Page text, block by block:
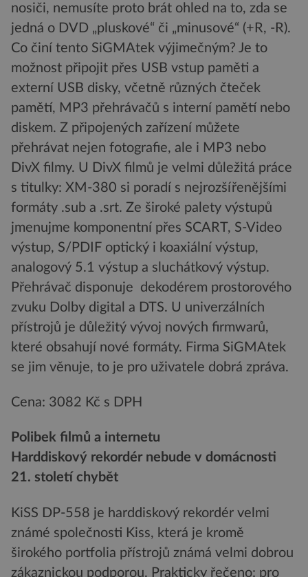
nosiči, nemusíte proto brát ohled na to, zda se
jedná o DVD „pluskové“ či „minusové“ (+R, -R).
Co činí tento SiGMAtek výjimečným? Je to
možnost připojit přes USB vstup paměti a
externí USB disky, včetně různých čteček
pamětí, MP3 přehrávačů s interní pamětí nebo
diskem. Z připojených zařízení můžete
přehrávat nejen fotografie, ale i MP3 nebo
DivX filmy. U DivX filmů je velmi důležitá práce
s titulky: XM-380 si poradí s nejrozšířenějšími
formáty .sub a .srt. Ze široké palety výstupů
jmenujme komponentní přes SCART, S-Video
výstup, S/PDIF optický i koaxiální výstup,
analogový 5.1 výstup a sluchátkový výstup.
Přehrávač disponuje dekodérem prostorového
zvuku Dolby digital a DTS. U univerzálních
přístrojů je důležitý vývoj nových firmwarů,
které obsahují nové formáty. Firma SiGMAtek
se jim věnuje, to je pro uživatele dobrá zpráva.
Cena: 3082 Kč s DPH
Polibek filmů a internetu
Harddiskový rekordér nebude v domácnosti
21. století chybět
KiSS DP-558 je harddiskový rekordér velmi
známé společnosti Kiss, která je kromě
širokého portfolia přístrojů známá velmi dobrou
zákaznickou podporou. Prakticky řečeno: pro